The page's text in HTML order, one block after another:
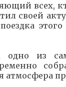
всех,
своей
одно из
атмосфера